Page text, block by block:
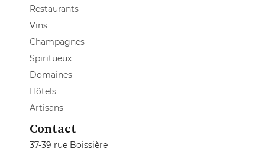
Restaurants
Vins
Champagnes
Spiritueux
Domaines
Hôtels
Artisans
Contact
37-39 rue Boissière